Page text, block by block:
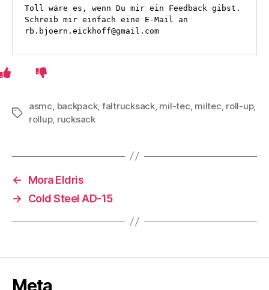
Toll wäre es, wenn Du mir ein Feedback gibst.
Schreib mir einfach eine E-Mail an
rb.bjoern.eickhoff@gmail.com
Schlagwörter
asmc backpack, faltrucksack, mil-tec miltec roll-up,
rollup, rucksack
←
Mora Eldris
→
Cold Steel AD-15
Meta